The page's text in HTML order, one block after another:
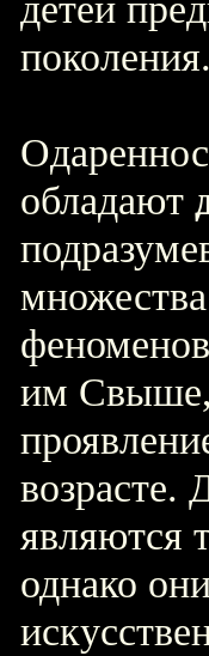
детей
обладают
им
являются
однако